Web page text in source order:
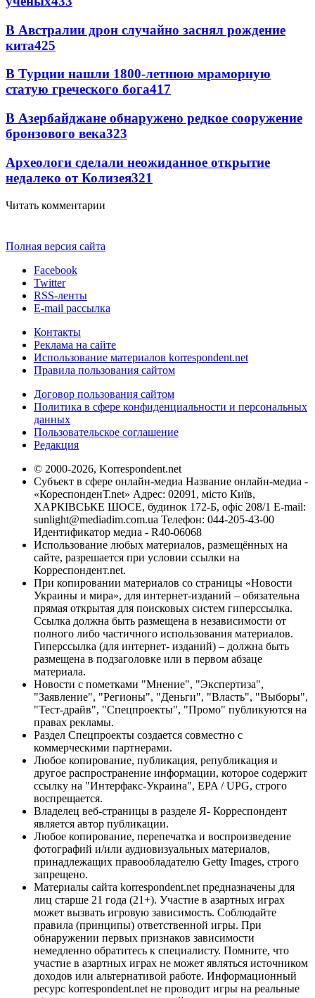
В Австралии дрон случайно заснял рождение
кита425
В Турции нашли 1800-летнюю мраморную
статую греческого бога417
В Азербайджане обнаружено редкое сооружение
бронзового века323
Археологи сделали неожиданное открытие
недалеко от Колизея321
Читать комментарии
Полная версия сайта
Facebook
Twitter
RSS-ленты
E-mail рассылка
Контакты
Реклама на сайте
Использование материалов korrespondent.net
Правила пользования сайтом
Договор пользования сайтом
Политика в сфере конфиденциальности и персональных
данных
Пользовательское соглашение
Редакция
© 2000-2026, Korrespondent.net
Субъект в сфере онлайн-медиа Название онлайн-медиа -
«КореспонденТ.net» Адрес: 02091, місто Київ,
ХАРКІВСЬКЕ ШОСЕ, будинок 172-Б, офіс 208/1 E-mail:
sunlight@mediadim.com.ua Телефон: 044-205-43-00
Идентификатор медиа - R40-06068
Использование любых материалов, размещённых на
сайте, разрешается при условии ссылки на
Корреспондент.net.
При копировании материалов со страницы «Новости
Украины и мира», для интернет-изданий – обязательна
прямая открытая для поисковых систем гиперссылка.
Ссылка должна быть размещена в независимости от
полного либо частичного использования материалов.
Гиперссылка (для интернет- изданий) – должна быть
размещена в подзаголовке или в первом абзаце
материала.
Новости с пометками "Мнение", "Экспертиза",
"Заявление", "Регионы", "Деньги", "Власть", "Выборы",
"Тест-драйв", "Спецпроекты", "Промо" публикуются на
правах рекламы.
Раздел Спецпроекты создается совместно с
коммерческими партнерами.
Любое копирование, публикация, републикация и
другое распространение информации, которое содержит
ссылку на "Интерфакс-Украина", EPA / UPG, строго
воспрещается.
Владелец веб-страницы в разделе Я- Корреспондент
является автор публикации.
Любое копирование, перепечатка и воспроизведение
фотографий и/или аудиовизуальных материалов,
принадлежащих правообладателю Getty Images, строго
запрещено.
Материалы сайта korrespondent.net предназначены для
лиц старше 21 года (21+). Участие в азартных играх
может вызвать игровую зависимость. Соблюдайте
правила (принципы) ответственной игры. При
обнаружении первых признаков зависимости
немедленно обратитесь к специалисту. Помните, что
участие в азартных играх не может являться источником
доходов или альтернативой работе. Информационный
ресурс korrespondent.net не проводит игры на реальные